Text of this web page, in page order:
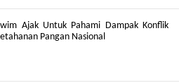
Ajak Untuk Pahami Dampak Konflik
Pangan Nasional